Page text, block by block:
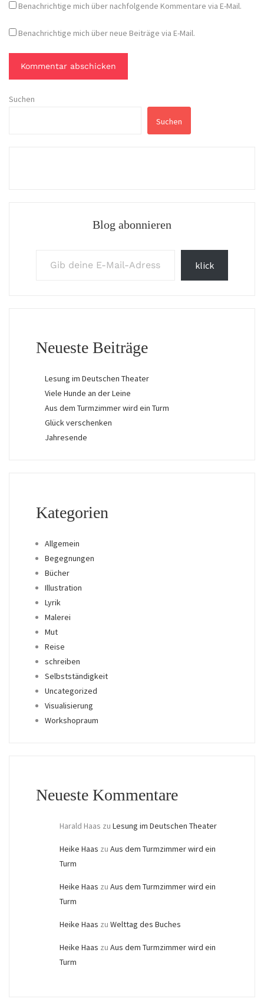
Benachrichtige mich über nachfolgende Kommentare via E-Mail.
Benachrichtige mich über neue Beiträge via E-Mail.
Suchen
Suchen
Blog abonnieren
klick
Neueste Beiträge
Lesung im Deutschen Theater
Viele Hunde an der Leine
Aus dem Turmzimmer wird ein Turm
Glück verschenken
Jahresende
Kategorien
Allgemein
Begegnungen
Bücher
Illustration
Lyrik
Malerei
Mut
Reise
schreiben
Selbstständigkeit
Uncategorized
Visualisierung
Workshopraum
Neueste Kommentare
Harald Haas zu Lesung im Deutschen Theater
Heike Haas zu Aus dem Turmzimmer wird ein
Turm
Heike Haas zu Aus dem Turmzimmer wird ein
Turm
Heike Haas zu Welttag des Buches
Heike Haas zu Aus dem Turmzimmer wird ein
Turm